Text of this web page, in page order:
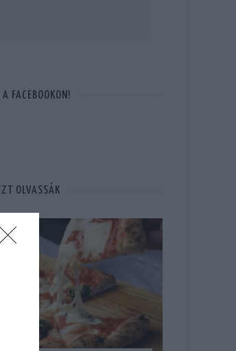
FACEBOOKON!
OLVASSÁK